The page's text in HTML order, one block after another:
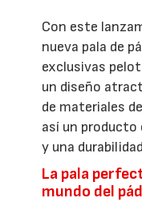
Con este
nueva pala de
exclusivas
un diseño
de materiales
así un
y una
La pala
mundo del